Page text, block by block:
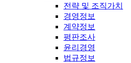
전략 및 조직가치
경영정보
계약정보
평판조사
윤리경영
법규정보